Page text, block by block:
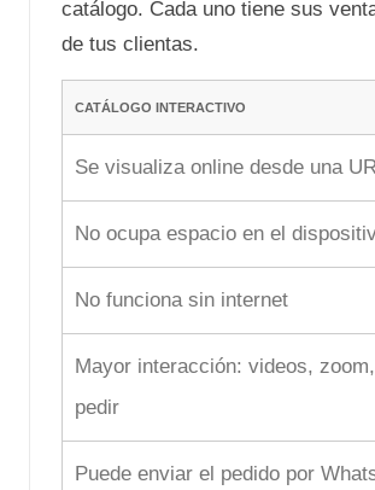
catálogo. Cada uno tiene sus
de tus clientas.
CATÁLOGO INTERACTIVO
Se visualiza online desde una
No ocupa espacio en el
No funciona sin internet
Mayor interacción: videos,
pedir
Puede enviar el pedido por